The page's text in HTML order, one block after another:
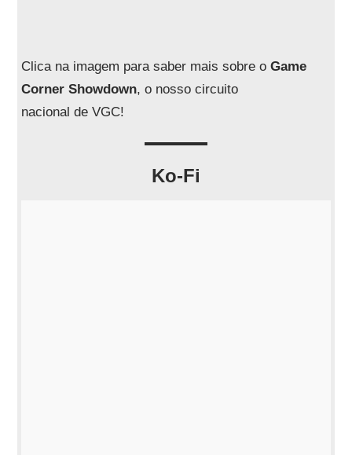
a
r
Clica na imagem para saber mais sobre oGame
Corner Showdown, o nosso circuito
nacional de VGC!
Ko-Fi